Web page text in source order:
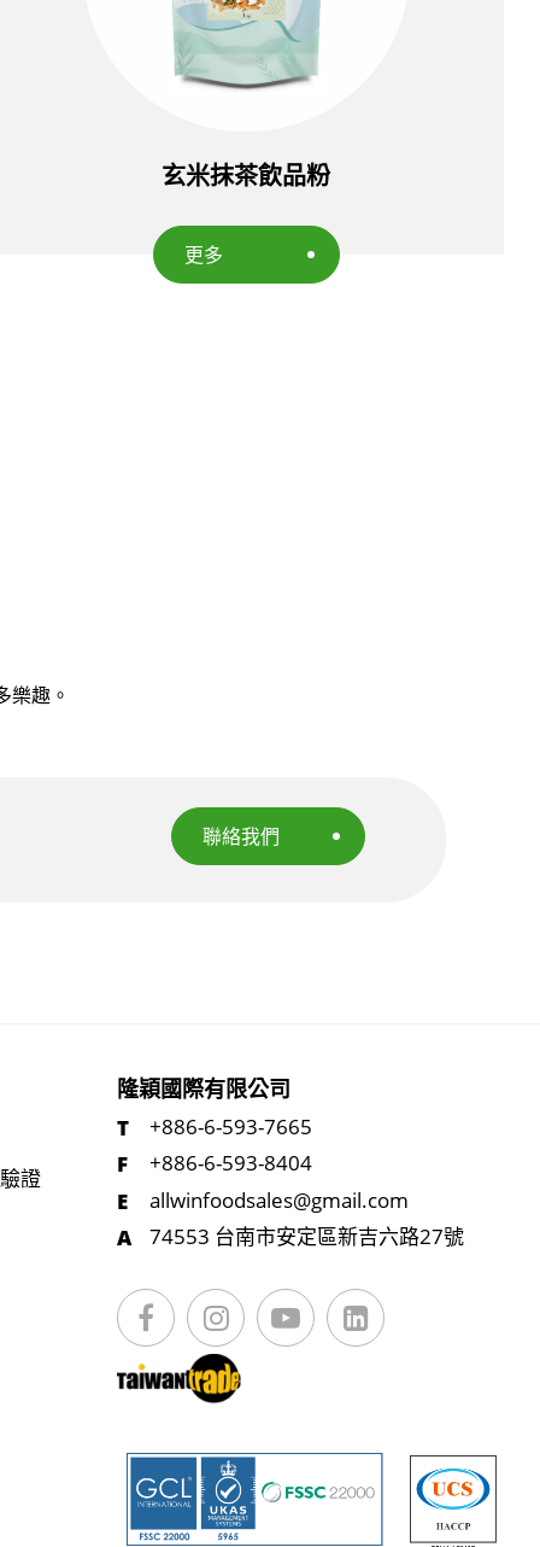
玄米抹茶飲品粉
更多
樂趣。
聯絡我們
證
隆穎國際有限公司
+886-6-593-7665
+886-6-593-8404
allwinfoodsales@gmail.com
74553 台南市安定區新吉六路27號